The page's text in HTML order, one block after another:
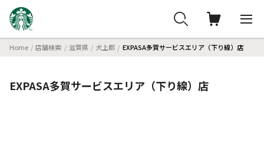
Home 店舗検索 滋賀県 犬上郡 EXPASA多賀サービスエリア（下り線）店
EXPASA多賀サービスエリア（下り線）店